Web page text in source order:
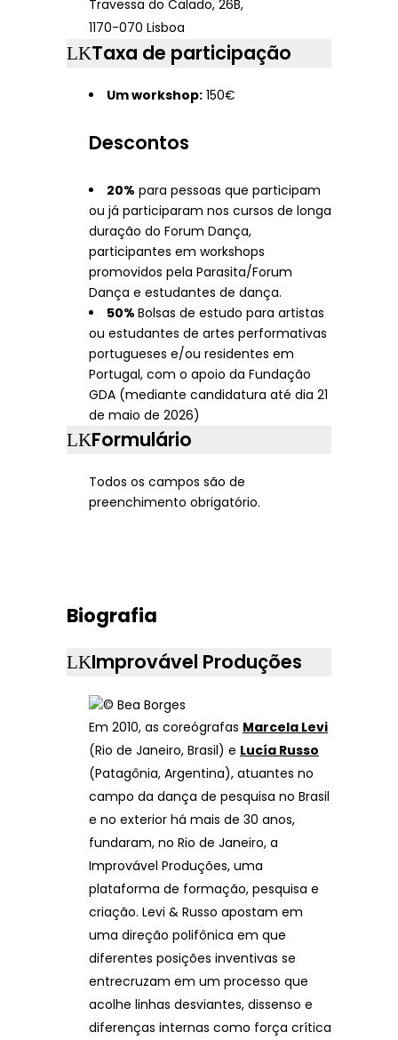
Travessa do Calado, 26B,
1170-070 Lisboa
Taxa de participação
Um workshop: 150€
Descontos
20% para pessoas que participam
ou já participaram nos cursos de longa
duração do Forum Dança,
participantes em workshops
promovidos pela Parasita/Forum
Dança e estudantes de dança.
50% Bolsas de estudo para artistas
ou estudantes de artes performativas
portugueses e/ou residentes em
Portugal, com o apoio da Fundação
GDA (mediante candidatura até dia 21
de maio de 2026)
Formulário
Todos os campos são de
preenchimento obrigatório.
Biografia
Improvável Produções
Em 2010, as coreógrafas Marcela Levi
(Rio de Janeiro, Brasil) e Lucía Russo
(Patagônia, Argentina), atuantes no
campo da dança de pesquisa no Brasil
e no exterior há mais de 30 anos,
fundaram, no Rio de Janeiro, a
Improvável Produções, uma
plataforma de formação, pesquisa e
criação. Levi & Russo apostam em
uma direção polifônica em que
diferentes posições inventivas se
entrecruzam em um processo que
acolhe linhas desviantes, dissenso e
diferenças internas como força crítica